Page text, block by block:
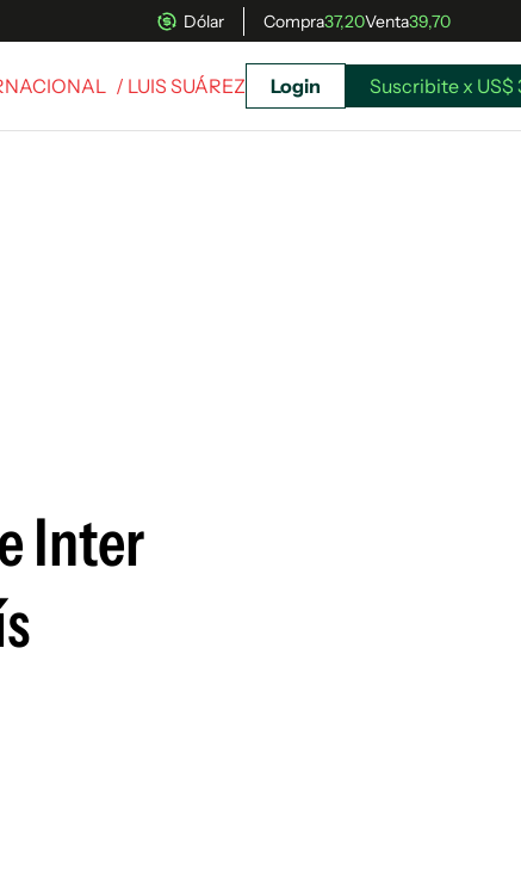
Dólar Compra37,20Venta39,70
en:
/ LUIS SUÁREZ Login Suscribite x US$
Inter